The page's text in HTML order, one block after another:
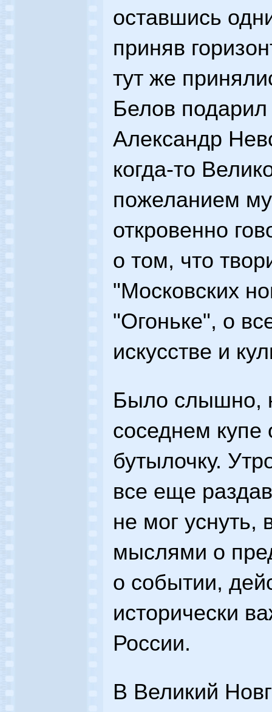
оставшись
приняв
тут же
Белов
Александр
когда-то
пожеланием
откровенно
о том, что
"Московских
"Огоньке", о
искусстве и
Было слышно,
соседнем купе
бутылочку.
все еще
не мог
мыслями о
о событии,
исторически
России.
В Великий